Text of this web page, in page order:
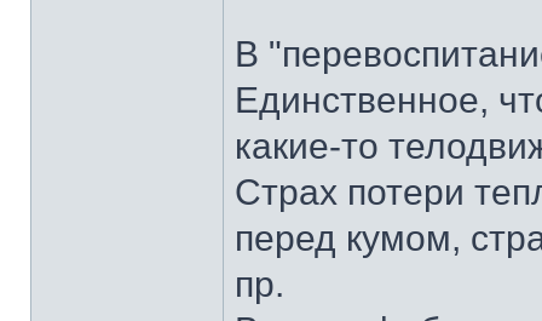
В
Единственное,
какие-то
Страх потери
перед кумом,
пр.